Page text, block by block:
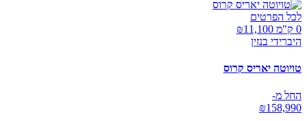
לכל הפרטים
0 ק"מ ₪
11,100
היברידי בנזין
טויוטה יאריס קרוס
החל מ-
₪158,990